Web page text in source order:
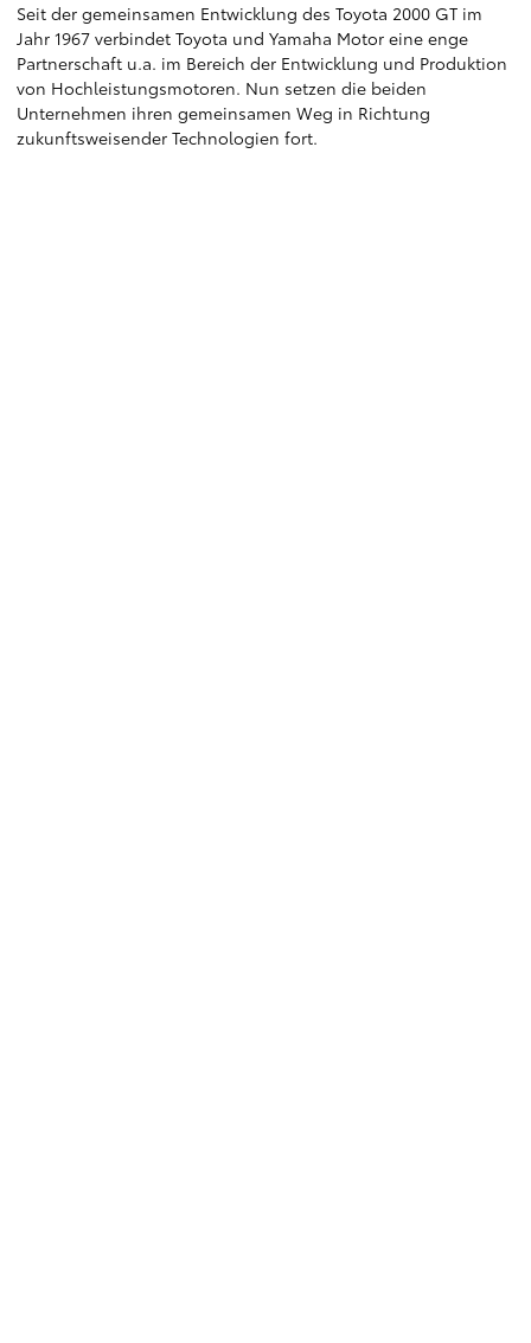
Seit der gemeinsamen Entwicklung des Toyota 2000 GT im
Jahr 1967 verbindet Toyota und Yamaha Motor eine enge
Partnerschaft u.a. im Bereich der Entwicklung und Produktion
von Hochleistungsmotoren. Nun setzen die beiden
Unternehmen ihren gemeinsamen Weg in Richtung
zukunftsweisender Technologien fort.